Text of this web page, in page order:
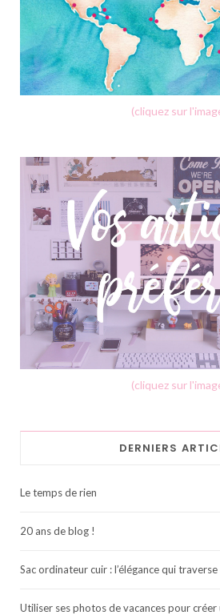
(cliquez sur
(cliquez sur
DERNIERS
Le temps de rien
20 ans de blog !
Sac ordinateur cuir : l’élégance qui
Utiliser ses photos de vacances pour créer